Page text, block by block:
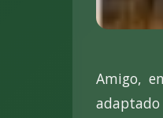
Amigo,
adaptado